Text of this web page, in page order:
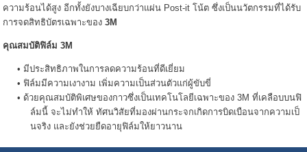
ความร้อนได้สูง อีกทั้งยังบางเฉียบกว่าแผ่น Post-it โน้ต ซึ่งเป็นนวัตกรรมที่ได้รับ
การจดสิทธิบัตรเฉพาะของ3M
คุณสมบัติฟิล์ม 3M
มีประสิทธิภาพในการลดความร้อนที่ดีเยี่ยม
ฟิล์มมีความเงางาม เพิ่มความเป็นส่วนตัวแก่ผู้ขับขี่
ด้วยคุณสมบัติพิเศษของกาวซึ่งเป็นเทคโนโลยีเฉพาะของ 3M ที่เคลือบบนฟิ
ล์มนี้ จะไม่ทำให้ ทัศนวิสัยที่มองผ่านกระจกเกิดการบิดเบือนจากความเป็
นจริง และยังช่วยยืดอายุฟิล์มให้ยาวนาน